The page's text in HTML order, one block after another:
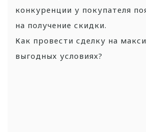
конкуренции у покупателя
на получение скидки.
Как провести сделку на
выгодных условиях?